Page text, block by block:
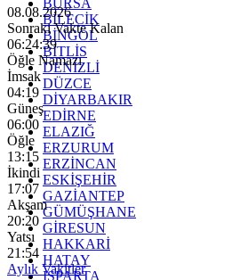
BİLECİK
BİNGÖL
BİTLİS
DENİZLİ
DÜZCE
DİYARBAKIR
EDİRNE
ELAZIĞ
ERZURUM
ERZİNCAN
ESKİŞEHİR
GAZİANTEP
GÜMÜŞHANE
GİRESUN
HAKKARİ
HATAY
ISPARTA
08.08.2026
Sonraki Vakte Kalan
06:24:37
Öğle Namazı
İmsak
04:19
Güneş
06:00
Öğle
13:15
İkindi
17:07
Akşam
20:20
Yatsı
21:54
Aylık Vakitler